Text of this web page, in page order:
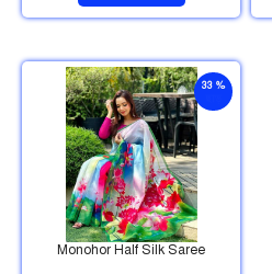
33 %
Monohor Half Silk Saree